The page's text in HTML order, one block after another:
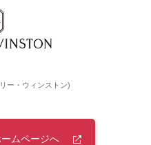
ー・ウィンストン)
ムページへ